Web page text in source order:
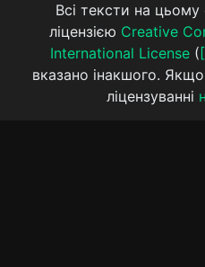
Всі тексти на цьому
ліцензією Creative
International License(
вказано інакшого.
ліцензуванні